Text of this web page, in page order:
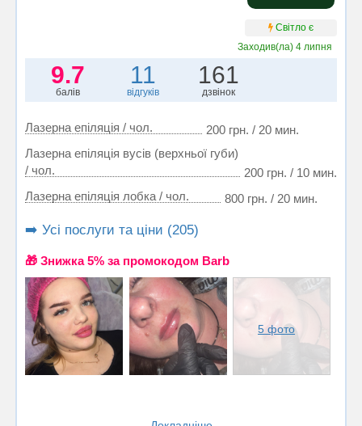
Світло є
Заходив(ла)4 липня
9.7
балів
11
відгуків
161
дзвінок
Лазерна епіляція / чол.
200 грн. / 20 мин.
Лазерна епіляція вусів (верхньої губи)
/ чол.
200 грн. / 10 мин.
Лазерна епіляція лобка / чол.
800 грн. / 20 мин.
➡️ Усі послуги та ціни (205)
🎁 Знижка 5% за промокодом Barb
5 фото